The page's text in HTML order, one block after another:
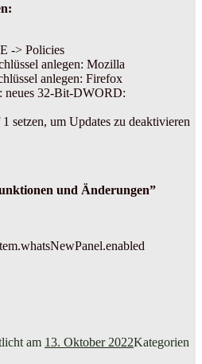
-> Policies
anlegen: Mozilla
anlegen: Firefox
neues 32-Bit-DWORD:
setzen, um Updates zu deaktivieren
und Änderungen”
am 13. Oktober 2022Kategorien